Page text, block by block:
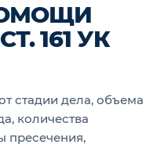
161 УК
стадии дела, объема
количества
пресечения,